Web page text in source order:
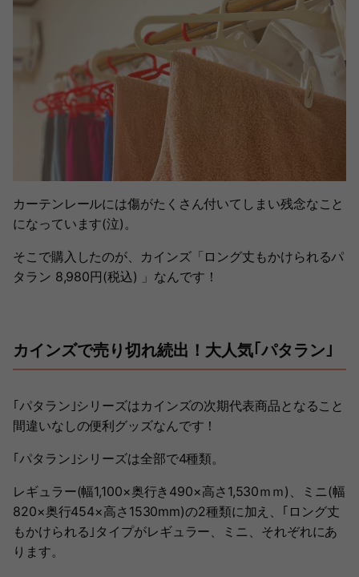
カーテンレールには傷がたくさん付いてしまい残念なこと
になっています(泣)。
そこで購入したのが、カインズ「ロング丈もかけられるパ
タラン 8,980円(税込) 」なんです！
カインズで売り切れ続出！大人気｢パタラン｣
｢パタラン｣シリーズはカインズの次期代表商品となること
間違いなしの便利グッズなんです！
｢パタラン｣シリーズは全部で4種類。
レギュラー(幅1,100×奥行き490×高さ1,530ｍｍ)、ミニ(幅
820×奥行454×高さ1530mm)の2種類に加え、｢ロング丈
もかけられる｣タイプがレギュラー、ミニ、それぞれにあ
ります。